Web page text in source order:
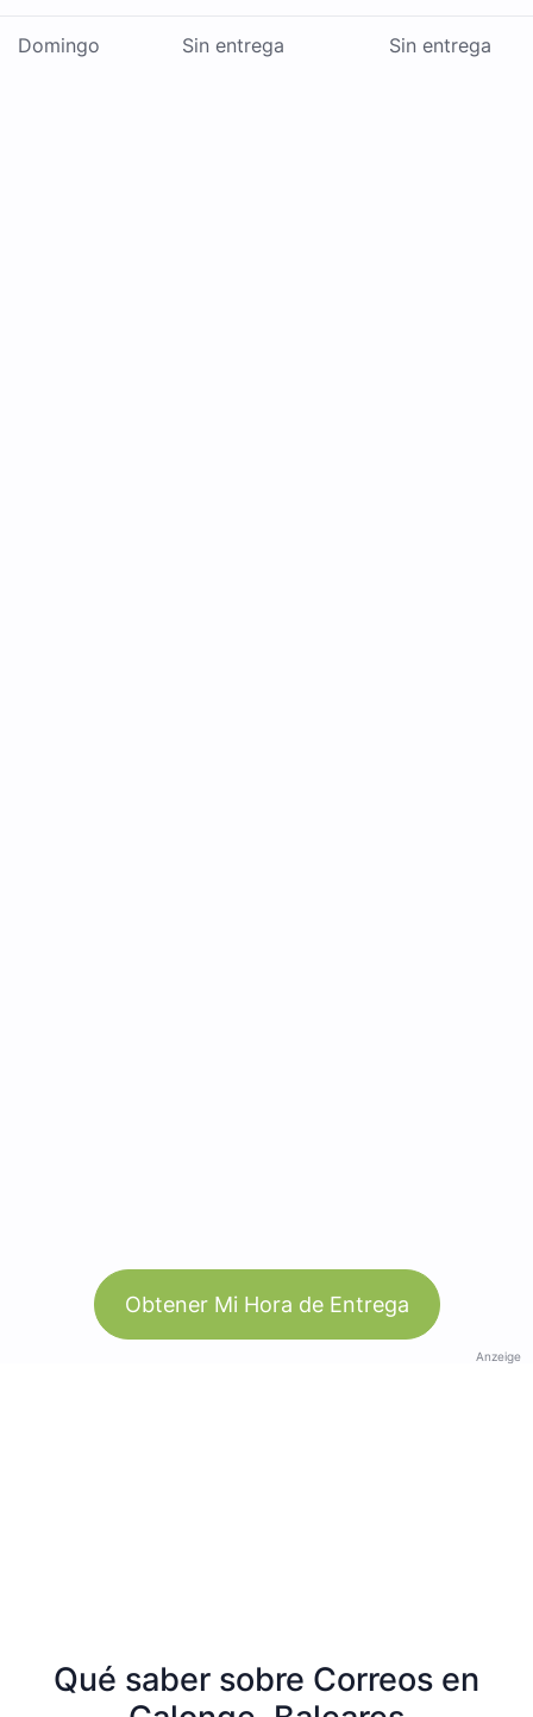
Domingo Sin entrega Sin entrega
Obtener Mi Hora de Entrega
Anzeige
Qué saber sobre Correos en